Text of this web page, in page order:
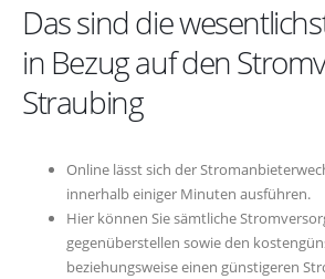
Das sind die
in Bezug auf den
Straubing
Online lässt sich der
innerhalb einiger Minuten ausführen.
Hier können Sie sämtliche
gegenüberstellen sowie den
beziehungsweise einen günstigeren